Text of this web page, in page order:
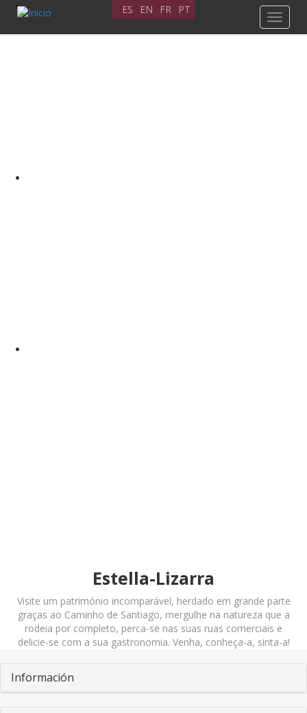
Pasar
contenido
Toggle
ES EN FR PT
Estella-Lizarra
Visite um património incomparável, herdado em grande parte
graças ao Caminho de Santiago, mergulhe na natureza que a
rodeia por completo, perca-se nas suas ruas comerciais e
delicie-se com a sua gastronomia. Venha, conheça-a, sinta-a!
Pestañas
Información